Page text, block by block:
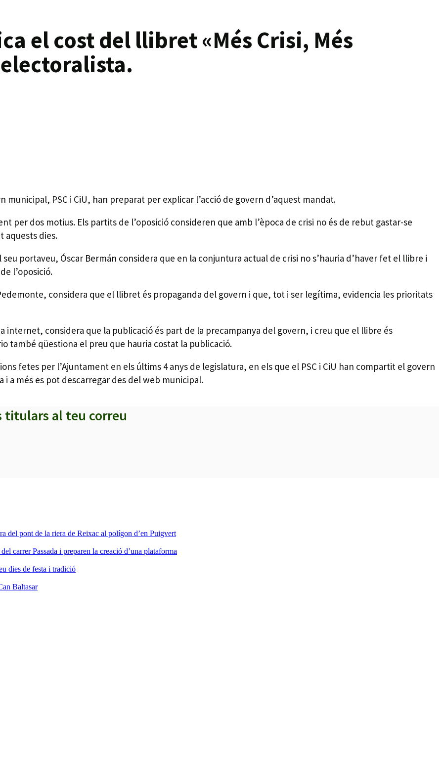
el cost del llibret «Més Crisi, Més
municipal, PSC i CiU, han preparat per explicar l’acció de govern d’aquest mandat.
per dos motius. Els partits de l’oposició consideren que amb l’època de crisi no és de rebut gastar-se
aquests dies.
portaveu, Óscar Bermán considera que en la conjuntura actual de crisi no s’hauria d’haver fet el llibre i
l’oposició.
considera que el llibret és propaganda del govern i que, tot i ser legítima, evidencia les prioritats
internet, considera que la publicació és part de la precampanya del govern, i creu que el llibre és
també qüestiona el preu que hauria costat la publicació.
fetes per l’Ajuntament en els últims 4 anys de legislatura, en els que el PSC i CiU han compartit el govern
a més es pot descarregar des del web municipal.
titulars al teu correu
del pont de la riera de Reixac al polígon d’en Puigvert
carrer Passada i preparen la creació d’una plataforma
dies de festa i tradició
Baltasar